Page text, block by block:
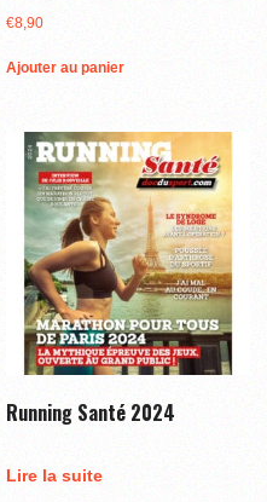
€8,90
Ajouter au panier
Running Santé 2024
Lire la suite